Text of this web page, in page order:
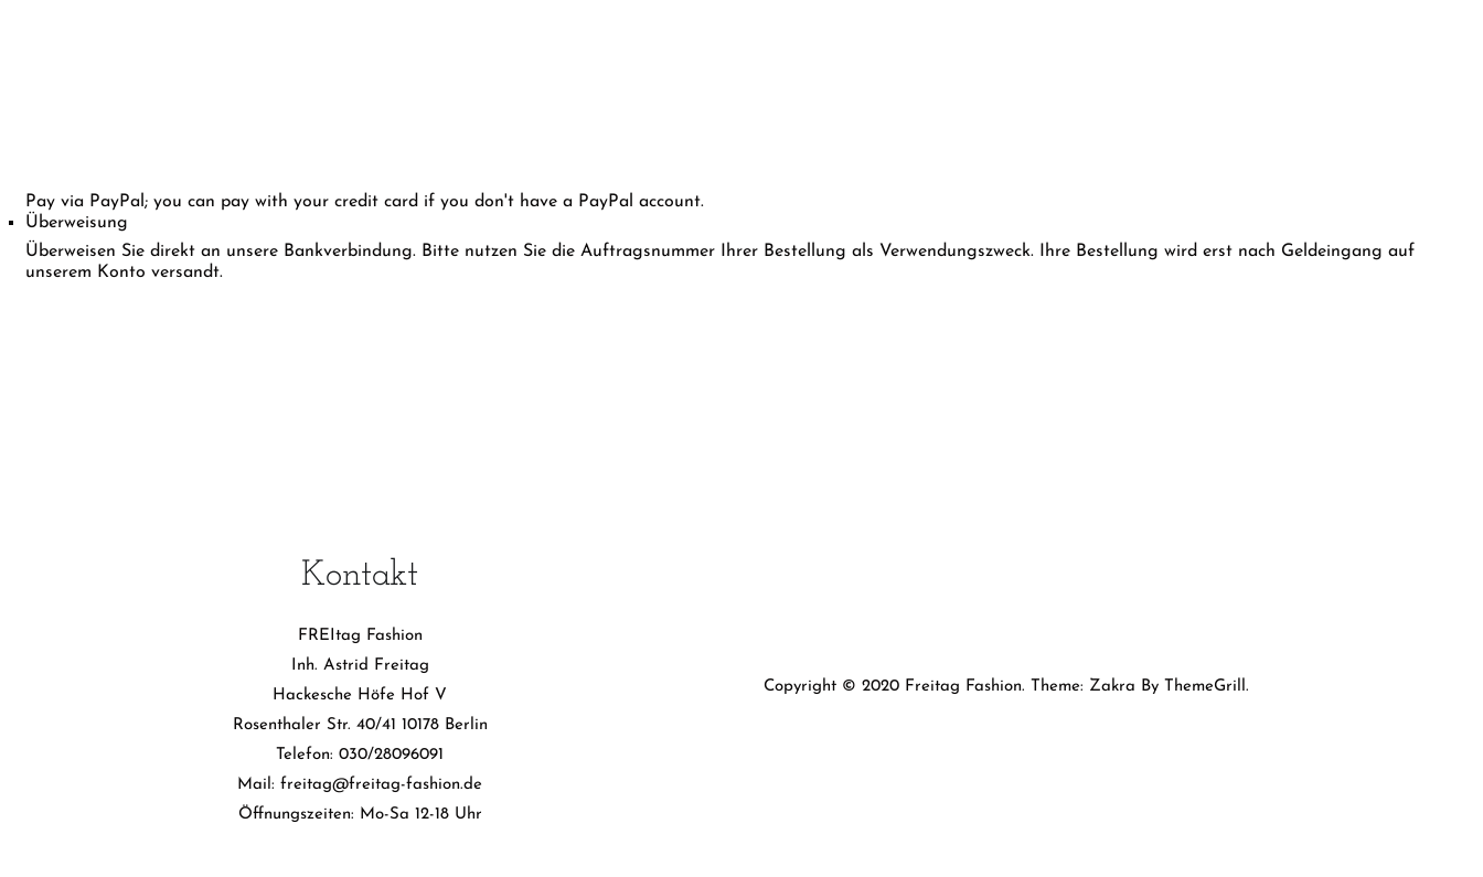
Pay via PayPal; you can pay with your credit card if you don't have a PayPal account.
Überweisung
Überweisen Sie direkt an unsere Bankverbindung. Bitte nutzen Sie die Auftragsnummer Ihrer Bestellung als Verwendungszweck. Ihre Bestellung wird erst nach Geldeingang auf
unserem Konto versandt.
Kontakt
FREItag Fashion
Inh. Astrid Freitag
Hackesche Höfe Hof V
Rosenthaler Str. 40/41 10178 Berlin
Telefon: 030/28096091
Mail: freitag@freitag-fashion.de
Öffnungszeiten: Mo-Sa 12-18 Uhr
Copyright © 2020 Freitag Fashion. Theme: Zakra By ThemeGrill.